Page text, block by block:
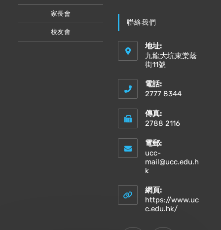
家長會
校友會
聯絡我們
地址:
九龍大坑東棠蔭
街11號
電話:
2777 8344
傳真:
2788 2116
電郵:
ucc-
mail@ucc.edu.h
k
your
application
網頁:
https://www.uc
c.edu.hk/Opens